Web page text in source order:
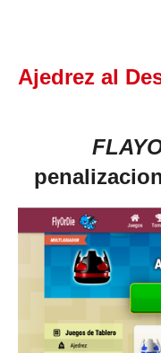
contenido
Ajedrez al